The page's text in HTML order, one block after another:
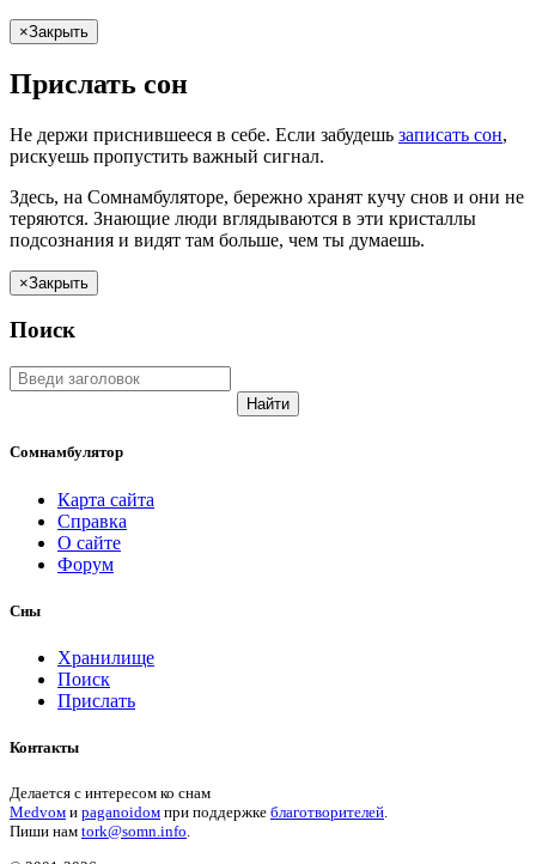
×Закрыть
Прислать сон
Не держи приснившееся в себе. Если забудешь записать сон,
рискуешь пропустить важный сигнал.
Здесь, на Сомнамбуляторе, бережно хранят кучу снов и они не
теряются. Знающие люди вглядываются в эти кристаллы
подсознания и видят там больше, чем ты думаешь.
×Закрыть
Поиск
Найти
Сомнамбулятор
Карта сайта
Справка
О сайте
Форум
Сны
Хранилище
Поиск
Прислать
Контакты
Делается с интересом ко снам
Medvом и paganoidом при поддержке благотворителей.
Пиши нам tork@somn.info.